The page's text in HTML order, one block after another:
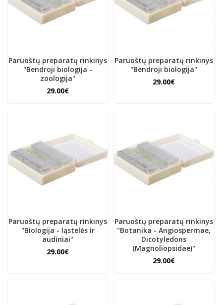
Paruoštų preparatų rinkinys
"Bendroji biologija -
zoologija"
29.00€
Paruoštų preparatų rinkinys
"Bendroji biologija"
29.00€
Paruoštų preparatų rinkinys
"Biologija - ląstelės ir
audiniai"
29.00€
Paruoštų preparatų rinkinys
"Botanika - Angiospermae,
Dicotyledons
(Magnoliopsidae)"
29.00€